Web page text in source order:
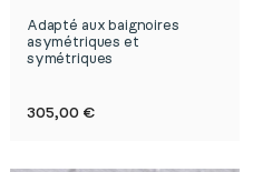
Adapté aux baignoires
asymétriques et
symétriques
Prix
305,00 €